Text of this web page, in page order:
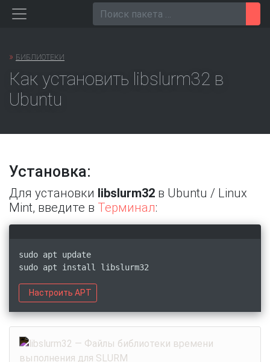
Перейти
» БИБЛИОТЕКИ
Как установить libslurm32 в
Ubuntu
Установка:
Для установки libslurm32 в Ubuntu / Linux
Mint, введите в Терминал:
sudo apt update
sudo apt install libslurm32
Настроить APT